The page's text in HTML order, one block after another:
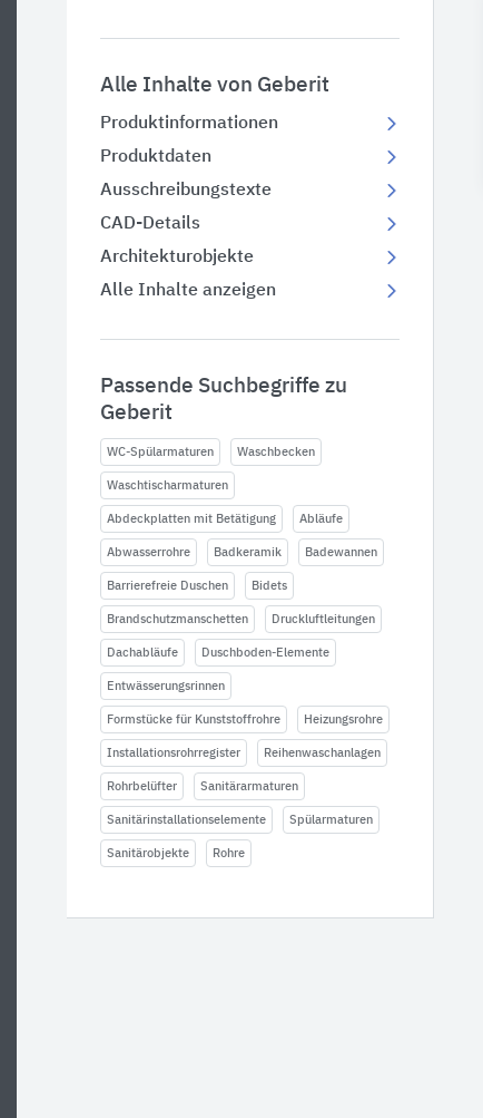
Alle Inhalte von Geberit
Produktinformationen
Produktdaten
Ausschreibungstexte
CAD-Details
Architekturobjekte
Alle Inhalte anzeigen
Passende Suchbegriffe zu
Geberit
WC-Spülarmaturen Waschbecken
Waschtischarmaturen
Abdeckplatten mit Betätigung Abläufe
Abwasserrohre Badkeramik Badewannen
Barrierefreie Duschen Bidets
Brandschutzmanschetten Druckluftleitungen
Dachabläufe Duschboden-Elemente
Entwässerungsrinnen
Formstücke für Kunststoffrohre Heizungsrohre
Installationsrohrregister Reihenwaschanlagen
Rohrbelüfter Sanitärarmaturen
Sanitärinstallationselemente Spülarmaturen
Sanitärobjekte Rohre